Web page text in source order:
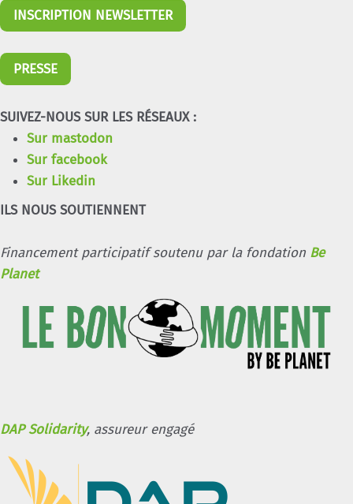
INSCRIPTION NEWSLETTER
PRESSE
SUIVEZ-NOUS SUR LES RÉSEAUX :
Sur mastodon
Sur facebook
Sur Likedin
ILS NOUS SOUTIENNENT
Financement participatif soutenu par la fondation Be
Planet
DAP Solidarity, assureur engagé